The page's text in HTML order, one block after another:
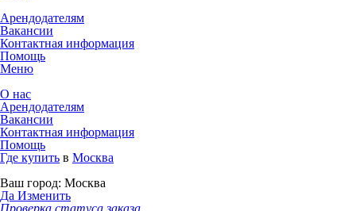
Арендодателям
Вакансии
Контактная информация
Помощь
Меню
О нас
Арендодателям
Вакансии
Контактная информация
Помощь
Где купить в Москва
Ваш город: Москва
Да Изменить
Проверка статуса заказа